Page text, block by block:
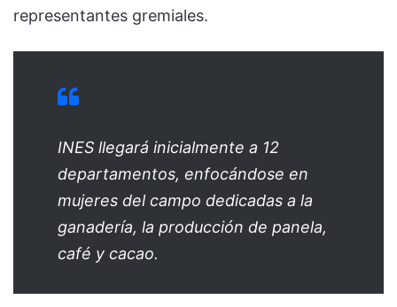
representantes gremiales.
INES llegará inicialmente a 12
departamentos, enfocándose en
mujeres del campo dedicadas a la
ganadería, la producción de panela,
café y cacao.